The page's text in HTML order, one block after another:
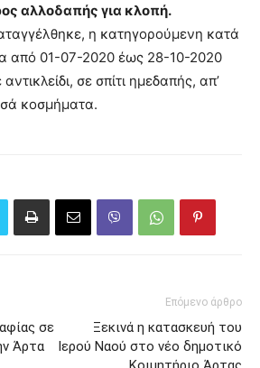
αλλοδαπής για κλοπή.
η κατηγορούμενη κατά
από 01-07-2020 έως 28-10-2020
σε σπίτι ημεδαπής, απ’
κοσμήματα.
σε
Άρτα
Επόμενο άρθρο
Ξεκινά η κατασκευή του
Ιερού Ναού στο νέο δημοτικό